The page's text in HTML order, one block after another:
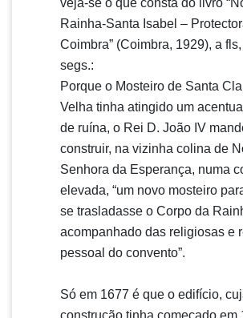
veja-se o que consta do livro
Rainha-Santa Isabel –
Coimbra” (Coimbra, 1929), a
segs.:
Porque o Mosteiro de Santa
Velha tinha atingido um
de ruína, o Rei D. João IV
construir, na vizinha colina de
Senhora da Esperança, numa
elevada, “um novo mosteiro
se trasladasse o Corpo da
acompanhado das religiosas e
pessoal do convento”.
Só em 1677 é que o edifício,
construção tinha começado em